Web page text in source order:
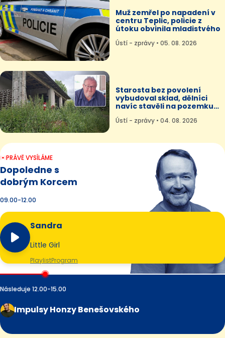
Muž zemřel po napadení v
centru Teplic, policie z
útoku obvinila mladistvého
Ústí - zprávy • 05. 08. 2026
Starosta bez povolení
vybudoval sklad, dělníci
navíc stavěli na pozemku
souseda
Ústí - zprávy • 04. 08. 2026
PRÁVĚ VYSÍLÁME
Dopoledne s
dobrým Korcem
09.00-12.00
Sandra
Little Girl
PlaylistProgram
Následuje 12.00-15.00
Impulsy Honzy Benešovského